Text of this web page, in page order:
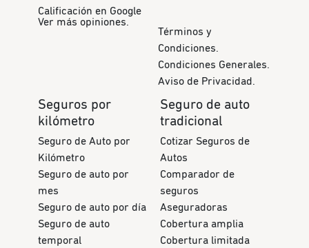
Calificación en Google
Ver más opiniones.
Términos y
Condiciones.
Condiciones Generales.
Aviso de Privacidad.
Seguros por
kilómetro
Seguro de Auto por
Kilómetro
Seguro de auto por
mes
Seguro de auto por día
Seguro de auto
temporal
Seguro de auto
tradicional
Cotizar Seguros de
Autos
Comparador de
seguros
Aseguradoras
Cobertura amplia
Cobertura limitada